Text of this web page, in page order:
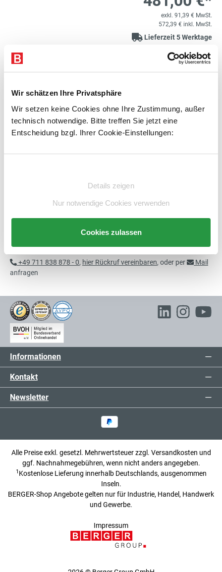
Wir schätzen Ihre Privatsphäre
Wir setzen keine Cookies ohne Ihre Zustimmung, außer
technisch notwendige. Bitte treffen Sie jetzt eine
Entscheidung bzgl. Ihrer Cookie-Einstellungen:
Details zeigen
Nur notwendige Cookies verwenden
Cookies zulassen
exkl. 91,39 € MwSt.
572,39 € inkl. MwSt.
Lieferzeit 5 Werktage
Kostenloser Versand
Artikelnummer:E6020246-BS merken
Sie benötigen individuelle Beratung?
+49 711 838 878 - 0, hier Rückruf vereinbaren, oder per
Mail
anfragen
Informationen
Kontakt
Newsletter
Alle Preise exkl. gesetzl. Mehrwertsteuer zzgl. Versandkosten und
ggf. Nachnahmegebühren, wenn nicht anders angegeben.
1 Kostenlose Lieferung innerhalb Deutschlands, ausgenommen
Inseln.
BERGER-Shop Angebote gelten nur für Industrie, Handel, Handwerk
und Gewerbe.
Impressum